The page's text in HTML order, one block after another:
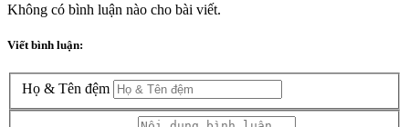
Không có bình luận nào cho bài viết.
Viết bình luận:
Họ & Tên đệm